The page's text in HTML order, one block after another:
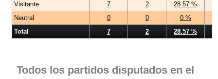
Visitante
7 2
28.57 %
Neutral
0 0
0 %
Total
7 2 28.57 %
Todos los partidos disputados en el